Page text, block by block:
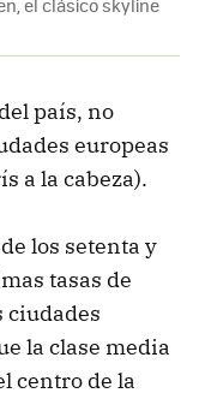
el clásico skyline
país, no
europeas
a la cabeza).
los setenta y
tasas de
ciudades
la clase media
centro de la